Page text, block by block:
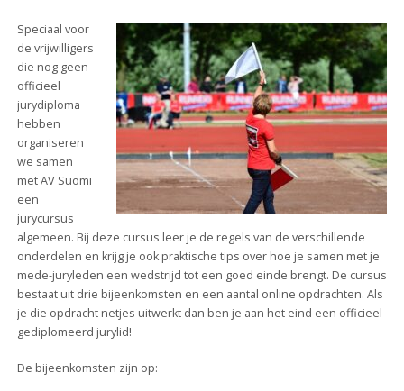
Speciaal voor
de vrijwilligers
die nog geen
officieel
jurydiploma
hebben
organiseren
we samen
met AV Suomi
een
jurycursus
algemeen. Bij deze cursus leer je de regels van de verschillende
onderdelen en krijg je ook praktische tips over hoe je samen met je
mede-juryleden een wedstrijd tot een goed einde brengt. De cursus
bestaat uit drie bijeenkomsten en een aantal online opdrachten. Als
je die opdracht netjes uitwerkt dan ben je aan het eind een officieel
gediplomeerd jurylid!
De bijeenkomsten zijn op: